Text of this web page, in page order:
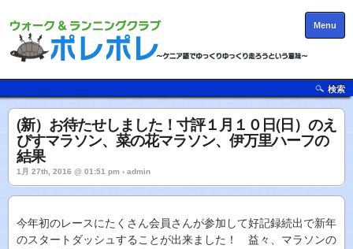
Menu
検索
(新）お待たせしました！寸評１月１０日(日）のえ
びすマラソン、菜の花マラソン、伊万里ハーフの
結果
1月 27th, 2016 @ 01:51 pm › admin
今年初のレースにたくさん会員さんが参加して好記録続出で新年
のスタートダッシュすることが出来ました！ 益々、マラソンの